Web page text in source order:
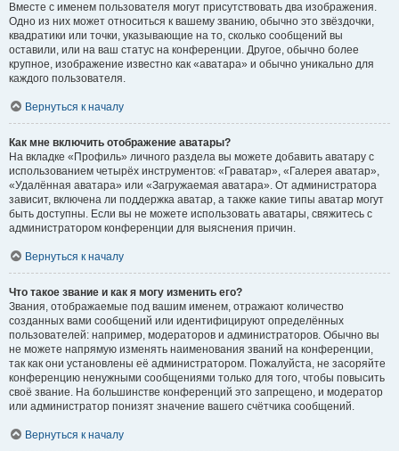
Вместе с именем пользователя могут присутствовать два изображения.
Одно из них может относиться к вашему званию, обычно это звёздочки,
квадратики или точки, указывающие на то, сколько сообщений вы
оставили, или на ваш статус на конференции. Другое, обычно более
крупное, изображение известно как «аватара» и обычно уникально для
каждого пользователя.
Вернуться к началу
Как мне включить отображение аватары?
На вкладке «Профиль» личного раздела вы можете добавить аватару с
использованием четырёх инструментов: «Граватар», «Галерея аватар»,
«Удалённая аватара» или «Загружаемая аватара». От администратора
зависит, включена ли поддержка аватар, а также какие типы аватар могут
быть доступны. Если вы не можете использовать аватары, свяжитесь с
администратором конференции для выяснения причин.
Вернуться к началу
Что такое звание и как я могу изменить его?
Звания, отображаемые под вашим именем, отражают количество
созданных вами сообщений или идентифицируют определённых
пользователей: например, модераторов и администраторов. Обычно вы
не можете напрямую изменять наименования званий на конференции,
так как они установлены её администратором. Пожалуйста, не засоряйте
конференцию ненужными сообщениями только для того, чтобы повысить
своё звание. На большинстве конференций это запрещено, и модератор
или администратор понизят значение вашего счётчика сообщений.
Вернуться к началу